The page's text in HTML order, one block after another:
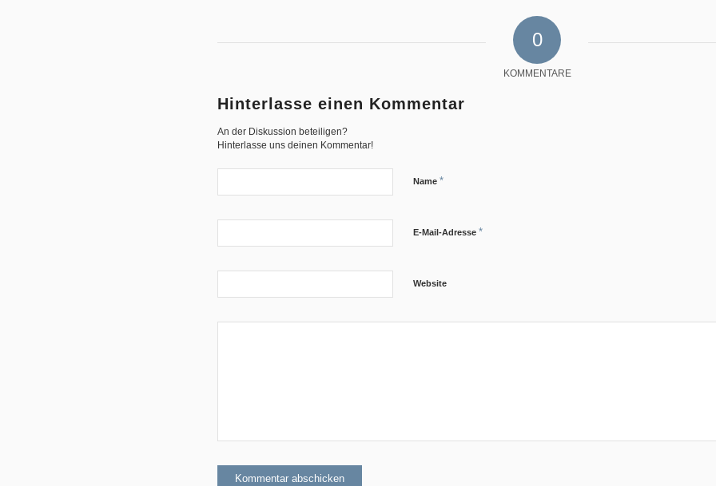
0
KOMMENTARE
Hinterlasse einen Kommentar
An der Diskussion beteiligen?
Hinterlasse uns deinen Kommentar!
Name *
E-Mail-Adresse *
Website